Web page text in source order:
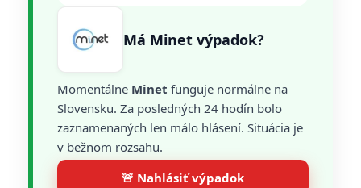
Má Minet výpadok?
Momentálne Minet funguje normálne na
Slovensku. Za posledných 24 hodín bolo
zaznamenaných len málo hlásení. Situácia je
v bežnom rozsahu.
🚨 Nahlásiť výpadok